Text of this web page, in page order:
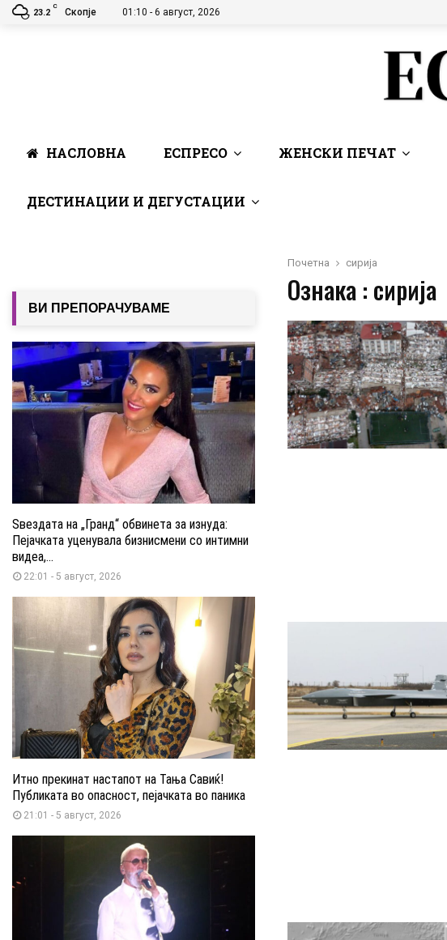
23.2
C
Скопје 01:10 - 6 август, 2026
НАСЛОВНА ЕСПРЕСО ЖЕНСКИ ПЕЧАТ
ДЕСТИНАЦИИ И ДЕГУСТАЦИИ
Почетна сирија
Ознака : сирија
ВИ ПРЕПОРАЧУВАМЕ
Ѕвездата на „Гранд“ обвинета за изнуда:
Пејачката уценувала бизнисмени со интимни
видеа,...
22:01 - 5 август, 2026
Итно прекинат настапот на Тања Савиќ!
Публиката во опасност, пејачката во паника
21:01 - 5 август, 2026